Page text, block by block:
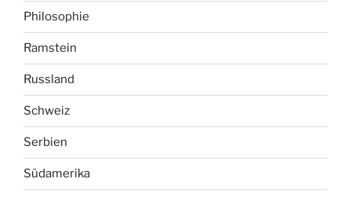
Philosophie
Ramstein
Russland
Schweiz
Serbien
Südamerika